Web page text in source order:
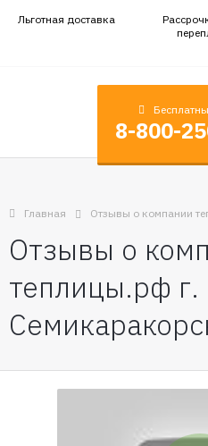
Льготная доставка
8-800-
Главная Отзывы o компании
Отзывы o
теплицы.рф г.